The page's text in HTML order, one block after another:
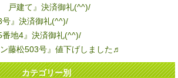
戸建て』決済御礼(^^)/
号』決済御礼(^^)/
番地4』決済御礼(^^)/
藤松503号』値下げしました♬
カテゴリー別